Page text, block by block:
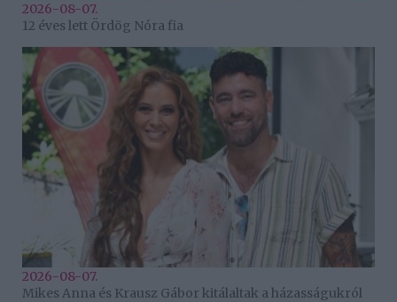
2026-08-07.
12 éves lett Ördög Nóra fia
2026-08-07.
Mikes Anna és Krausz Gábor kitálaltak a házasságukról